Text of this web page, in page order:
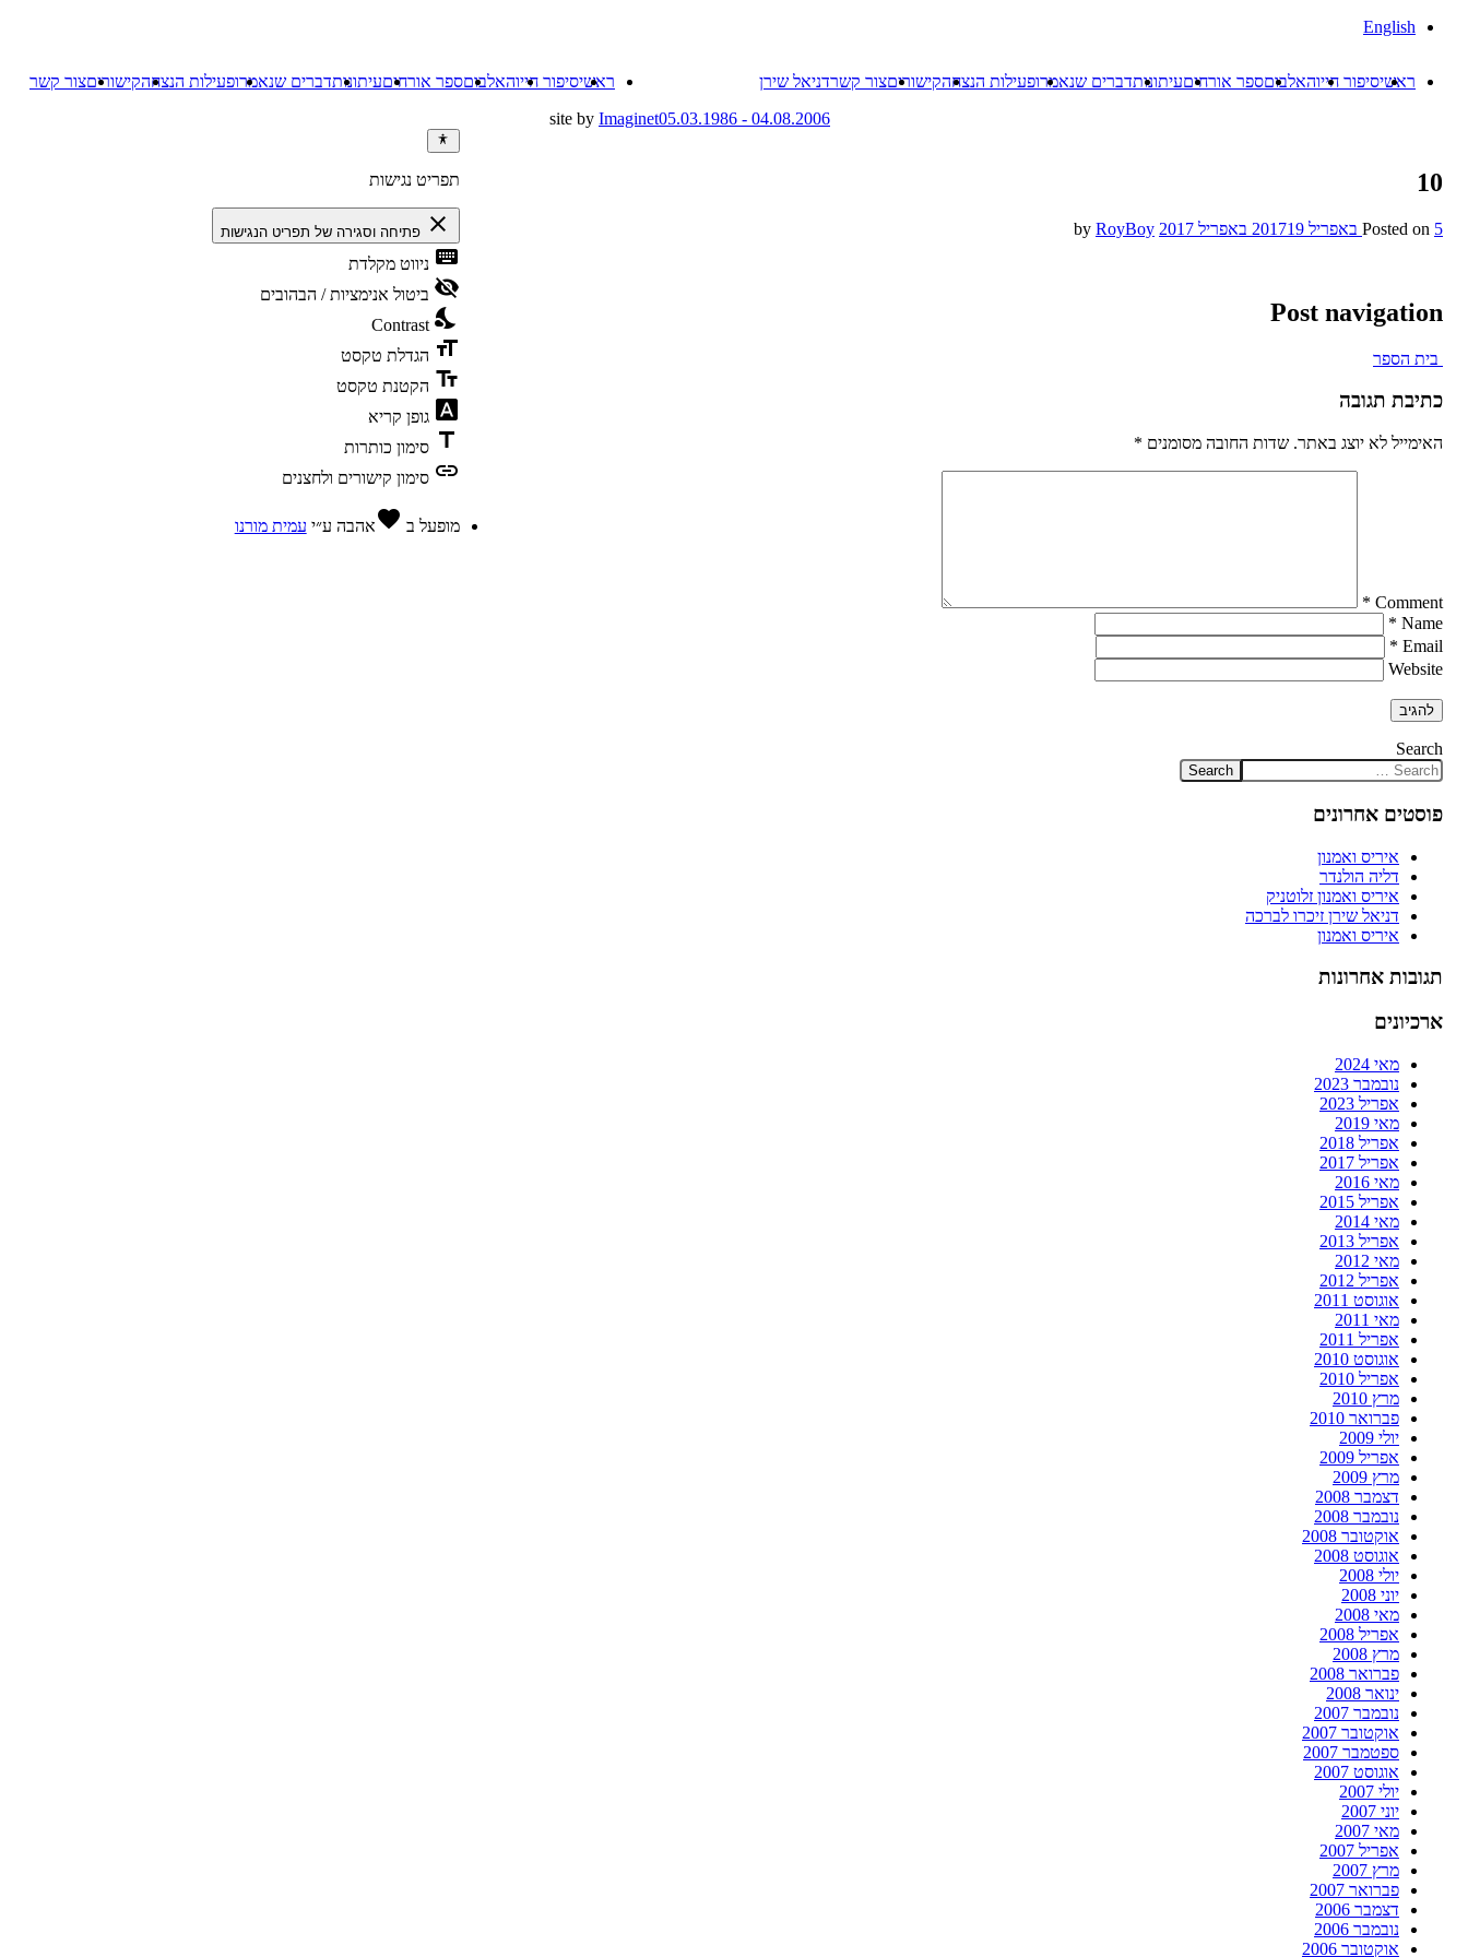
English
ראשיסיפור חייוהאלבוםספר אורחיםעיתונותדברים שנאמרופעילות הנצחהקישוריםצור קשרדניאל שירן
04.08.2006 - 05.03.1986
ראשיסיפור חייוהאלבוםספר אורחיםעיתונותדברים שנאמרופעילות הנצחהקישוריםצור קשר
10
Posted on 5 באפריל 2017 19 באפריל 2017 RoyBoy
Post navigation
בית הספר
כתיבת תגובה
האימייל לא יוצג באתר. שדות החובה מסומנים *
Comment
*
Name
*
Email
*
Website
Search
פוסטים אחרונים
איריס ואמנון
דליה הולנדר
איריס ואמנון זלוטניק
דניאל שירן זיכרו לברכה
איריס ואמנון
תגובות אחרונות
ארכיונים
מאי 2024
נובמבר 2023
אפריל 2023
מאי 2019
אפריל 2018
אפריל 2017
מאי 2016
אפריל 2015
מאי 2014
אפריל 2013
מאי 2012
אפריל 2012
אוגוסט 2011
מאי 2011
אפריל 2011
אוגוסט 2010
אפריל 2010
מרץ 2010
פברואר 2010
יולי 2009
אפריל 2009
מרץ 2009
דצמבר 2008
נובמבר 2008
אוקטובר 2008
אוגוסט 2008
יולי 2008
יוני 2008
מאי 2008
אפריל 2008
מרץ 2008
פברואר 2008
ינואר 2008
נובמבר 2007
אוקטובר 2007
ספטמבר 2007
אוגוסט 2007
יולי 2007
יוני 2007
מאי 2007
אפריל 2007
מרץ 2007
פברואר 2007
דצמבר 2006
נובמבר 2006
אוקטובר 2006
site by Imaginet
תפריט נגישות
close פתיחה וסגירה של תפריט הנגישות
keyboard ניווט מקלדת
visibility_off ביטול אנימציות / הבהובים
nights_stay
Contrast
format_size הגדלת טקסט
text_fields הקטנת טקסט
font_download גופן קריא
title סימון כותרות
link סימון קישורים ולחצנים
מופעל ב favoriteאהבה ע״י עמית מורנו